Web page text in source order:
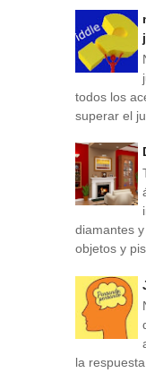
todos los
superar el
diamantes
objetos y
la